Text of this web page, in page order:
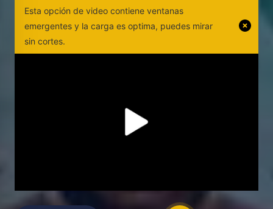
Esta opción de video contiene ventanas
emergentes y la carga es optima, puedes mirar
sin cortes.